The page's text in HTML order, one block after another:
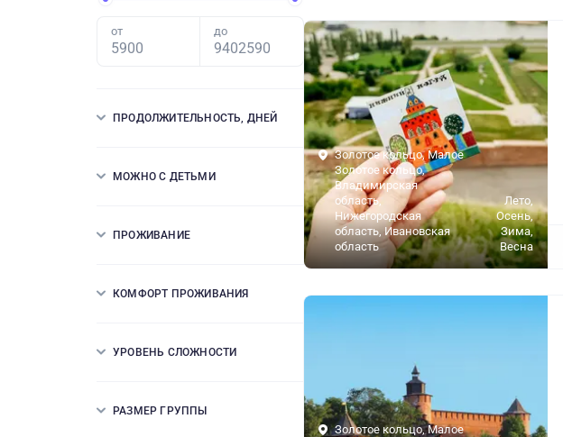
от до
ПРОДОЛЖИТЕЛЬНОСТЬ, ДНЕЙ
МОЖНО С ДЕТЬМИ
ПРОЖИВАНИЕ
КОМФОРТ ПРОЖИВАНИЯ
УРОВЕНЬ СЛОЖНОСТИ
РАЗМЕР ГРУППЫ
Золотое кольцо, Малое
Золотое кольцо,
Владимирская
область,
Нижегородская
область, Ивановская
область
Лето,
Осень,
Зима,
Весна
Золотое кольцо, Малое